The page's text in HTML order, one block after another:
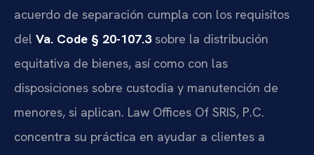
acuerdo de separación cumpla con los requisitos
del Va. Code § 20-107.3sobre la distribución
equitativa de bienes, así como con las
disposiciones sobre custodia y manutención de
menores, si aplican. Law Offices Of SRIS, P.C.
concentra su práctica en ayudar a clientes a